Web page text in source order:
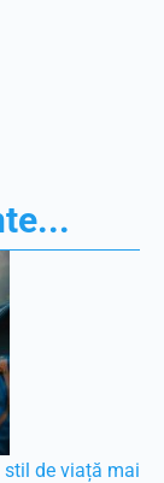
stil de viață mai